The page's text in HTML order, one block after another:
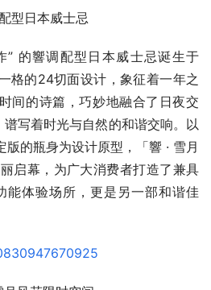
型日本威士忌
” 的響调配型日本威士忌诞生于
格的24切面设计，象征着一年之
间的诗篇，巧妙地融合了日夜交
写着时光与自然的和谐交响。以
版的瓶身为设计原型，「響 · 雪月
启幕，为广大消费者打造了兼具
能体验场所，更是另一部和谐佳